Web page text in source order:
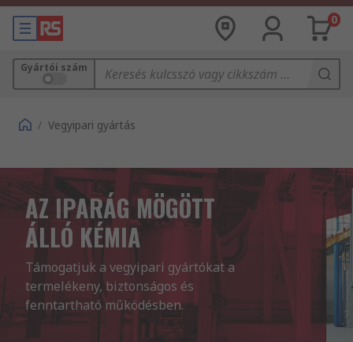
0
Gyártói szám
/ Vegyipari gyártás
AZ IPARÁG MÖGÖTT
ÁLLÓ KÉMIA
Támogatjuk a vegyipari gyártókat a
termelékeny, biztonságos és
fenntartható működésben.